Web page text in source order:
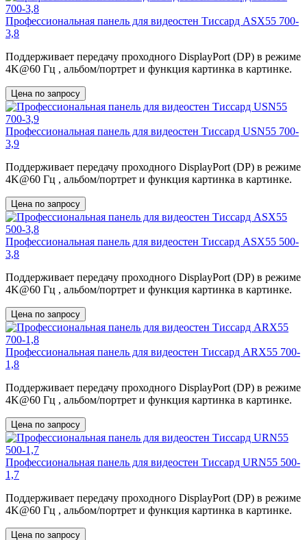
Профессиональная панель для видеостен Тиссард ASX55 700-
3,8
Поддерживает передачу проходного DisplayPort (DP) в режиме
4K@60 Гц , альбом/портрет и функция картинка в картинке.
Цена по запросу
Профессиональная панель для видеостен Тиссард USN55 700-
3,9
Поддерживает передачу проходного DisplayPort (DP) в режиме
4K@60 Гц , альбом/портрет и функция картинка в картинке.
Цена по запросу
Профессиональная панель для видеостен Тиссард ASX55 500-
3,8
Поддерживает передачу проходного DisplayPort (DP) в режиме
4K@60 Гц , альбом/портрет и функция картинка в картинке.
Цена по запросу
Профессиональная панель для видеостен Тиссард ARX55 700-
1,8
Поддерживает передачу проходного DisplayPort (DP) в режиме
4K@60 Гц , альбом/портрет и функция картинка в картинке.
Цена по запросу
Профессиональная панель для видеостен Тиссард URN55 500-
1,7
Поддерживает передачу проходного DisplayPort (DP) в режиме
4K@60 Гц , альбом/портрет и функция картинка в картинке.
Цена по запросу